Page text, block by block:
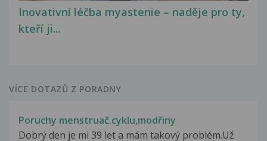
Inovativní léčba myastenie – naděje pro ty,
kteří ji...
VÍCE DOTAZŮ Z PORADNY
Poruchy menstruač.cyklu,modřiny
Dobrý den je mi 39 let a mám takový problém.Už